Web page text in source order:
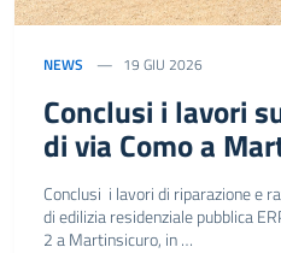
NEWS 19 GIU 2026
Conclusi i lavori
di via Como a
Conclusi i lavori di riparazione e
di edilizia residenziale pubblica
2 a Martinsicuro, in …